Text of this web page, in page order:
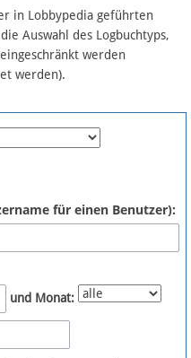
in Lobbypedia geführten
Auswahl des Logbuchtyps,
werden
werden).
für einen Benutzer):
und Monat: